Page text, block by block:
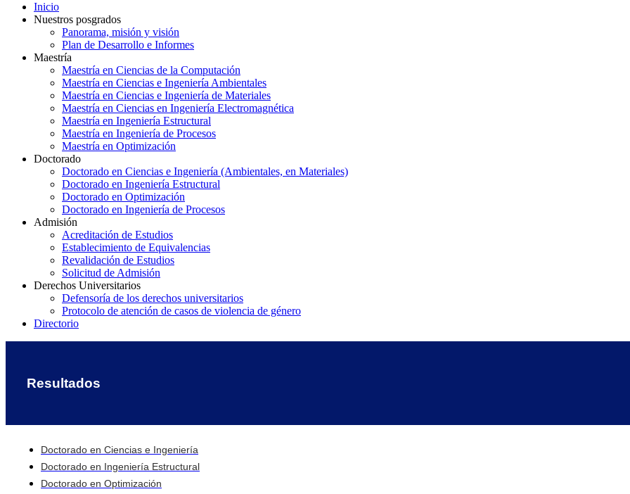
Inicio
Nuestros posgrados
Panorama, misión y visión
Plan de Desarrollo e Informes
Maestría
Maestría en Ciencias de la Computación
Maestría en Ciencias e Ingeniería Ambientales
Maestría en Ciencias e Ingeniería de Materiales
Maestría en Ciencias en Ingeniería Electromagnética
Maestría en Ingeniería Estructural
Maestría en Ingeniería de Procesos
Maestría en Optimización
Doctorado
Doctorado en Ciencias e Ingeniería (Ambientales, en Materiales)
Doctorado en Ingeniería Estructural
Doctorado en Optimización
Doctorado en Ingeniería de Procesos
Admisión
Acreditación de Estudios
Establecimiento de Equivalencias
Revalidación de Estudios
Solicitud de Admisión
Derechos Universitarios
Defensoría de los derechos universitarios
Protocolo de atención de casos de violencia de género
Directorio
Resultados
Doctorado en Ciencias e Ingeniería
Doctorado en Ingeniería Estructural
Doctorado en Optimización